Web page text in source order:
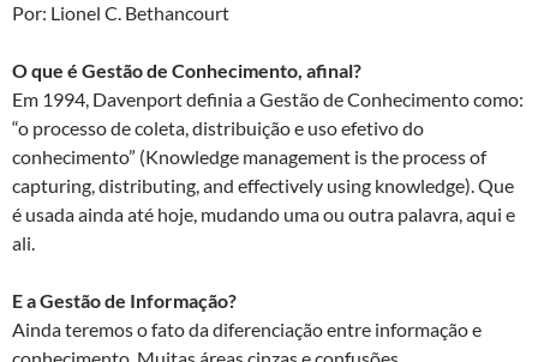
Por: Lionel C. Bethancourt
O que é Gestão de Conhecimento, afinal?
Em 1994, Davenport definia a Gestão de Conhecimento como:
“o processo de coleta, distribuição e uso efetivo do
conhecimento” (Knowledge management is the process of
capturing, distributing, and effectively using knowledge). Que
é usada ainda até hoje, mudando uma ou outra palavra, aqui e
ali.
E a Gestão de Informação?
Ainda teremos o fato da diferenciação entre informação e